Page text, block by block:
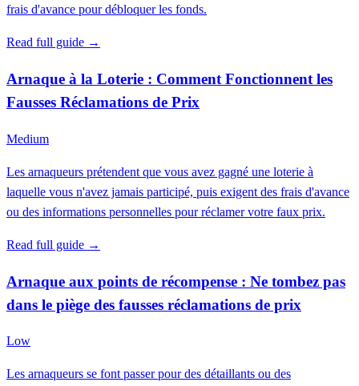
frais d'avance pour débloquer les fonds.
Read full guide →
Arnaque à la Loterie : Comment Fonctionnent les
Fausses Réclamations de Prix
Medium
Les arnaqueurs prétendent que vous avez gagné une loterie à
laquelle vous n'avez jamais participé, puis exigent des frais d'avance
ou des informations personnelles pour réclamer votre faux prix.
Read full guide →
Arnaque aux points de récompense : Ne tombez pas
dans le piège des fausses réclamations de prix
Low
Les arnaqueurs se font passer pour des détaillants ou des